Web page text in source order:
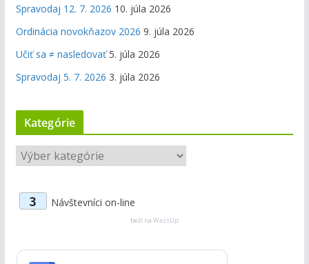
Spravodaj 12. 7. 2026 10. júla 2026
Ordinácia novokňazov 2026 9. júla 2026
Učiť sa ≠ nasledovať 5. júla 2026
Spravodaj 5. 7. 2026 3. júla 2026
Kategórie
K
a
r
3 Návštevníci on-line
beží na WassUp